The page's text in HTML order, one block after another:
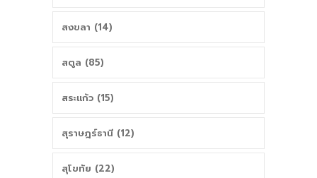
สงขลา (14)
สตูล (85)
สระแก้ว (15)
สุราษฎร์ธานี (12)
สุโขทัย (22)